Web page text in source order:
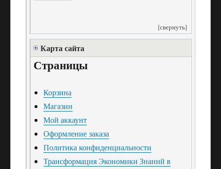
[свернуть]
Карта сайта
Страницы
Корзина
Магазин
Мой аккаунт
Оформление заказа
Политика конфиденциальности
Трансформация Экономики Знаний в